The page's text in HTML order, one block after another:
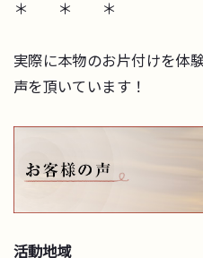
＊ ＊ ＊
実際に本物のお片付けを体
声を頂いています！
活動地域